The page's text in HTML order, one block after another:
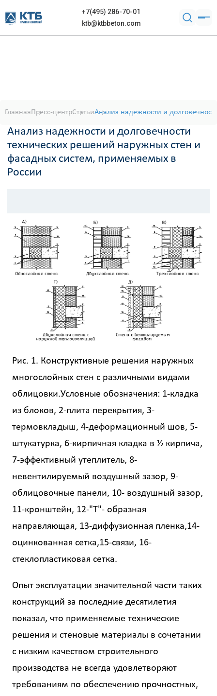
+7(495) 286-70-01
ktb@ktbbeton.com
ГлавнаяПресс-центрСтатьиАнализ надежности и
Анализ надежности и долговечности
технических решений наружных стен и
фасадных систем, применяемых в
России
Рис. 1. Конструктивные решения наружных
многослойных стен с различными видами
облицовки.Условные обозначения: 1-кладка
из блоков, 2-плита перекрытия, 3-
термовкладыш, 4-деформационный шов, 5-
штукатурка, 6-кирпичная кладка в ½ кирпича,
7-эффективный утеплитель, 8-
невентилируемый воздушный зазор, 9-
облицовочные панели, 10- воздушный зазор,
11-кронштейн, 12-"Т"- образная
направляющая, 13-диффузионная пленка,14-
оцинкованная сетка,15-связи, 16-
стеклопластиковая сетка.
Опыт эксплуатации значительной части таких
конструкций за последние десятилетия
показал, что применяемые технические
решения и стеновые материалы в сочетании
с низким качеством строительного
производства не всегда удовлетворяют
требованиям по обеспечению прочностных,